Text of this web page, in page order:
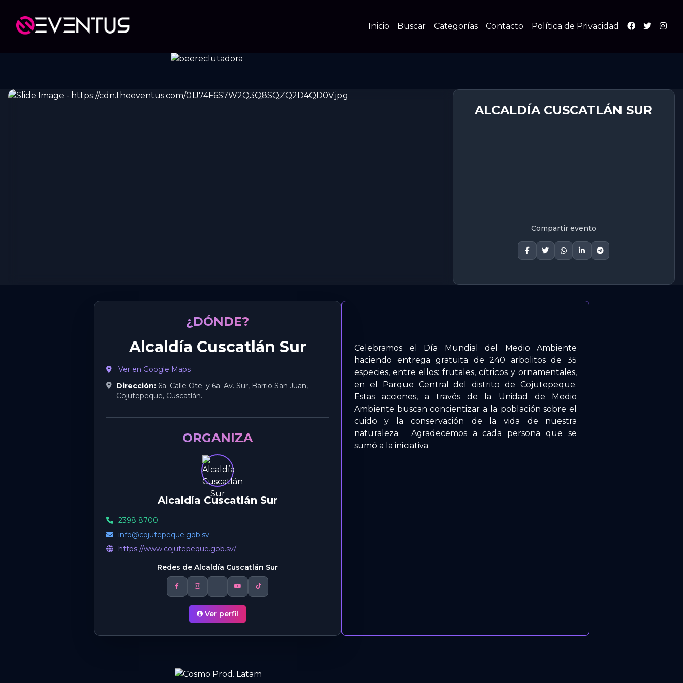
Inicio Buscar Categorías Contacto Política de Privacidad
ALCALDÍA CUSCATLÁN SUR
Compartir evento
¿DÓNDE?
Alcaldía Cuscatlán Sur
Ver en Google Maps
Dirección: 6a. Calle Ote. y 6a. Av. Sur, Barrio San Juan,
Cojutepeque, Cuscatlán.
ORGANIZA
Alcaldía Cuscatlán Sur
2398 8700
info@cojutepeque.gob.sv
https://www.cojutepeque.gob.sv/
Redes de Alcaldía Cuscatlán Sur
Ver perfil
Celebramos el Día Mundial del Medio Ambiente
haciendo entrega gratuita de 240 arbolitos de 35
especies, entre ellos: frutales, cítricos y ornamentales,
en el Parque Central del distrito de Cojutepeque.
Estas acciones, a través de la Unidad de Medio
Ambiente buscan concientizar a la población sobre el
cuido y la conservación de la vida de nuestra
naturaleza. Agradecemos a cada persona que se
sumó a la iniciativa.